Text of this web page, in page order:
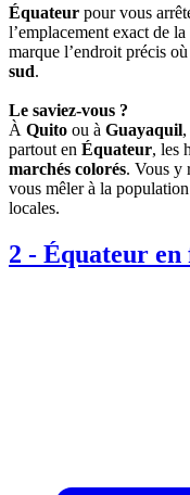
Équateur pour vous
l’emplacement exact de la
marque l’endroit précis
sud.
Le saviez-vous ?
À Quito ou à Guayaquil
partout en Équateur, les
marchés colorés. Vous y
vous mêler à la
locales.
2 - Équateur